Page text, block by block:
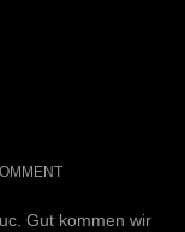
Gut kommen wir